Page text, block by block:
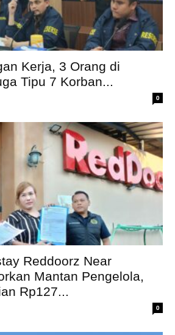
Kerja, 3 Orang di
Tipu 7 Korban...
0
Reddoorz Near
Mantan Pengelola,
Rp127...
0